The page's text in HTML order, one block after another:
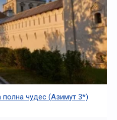
чудес (Азимут 3*)